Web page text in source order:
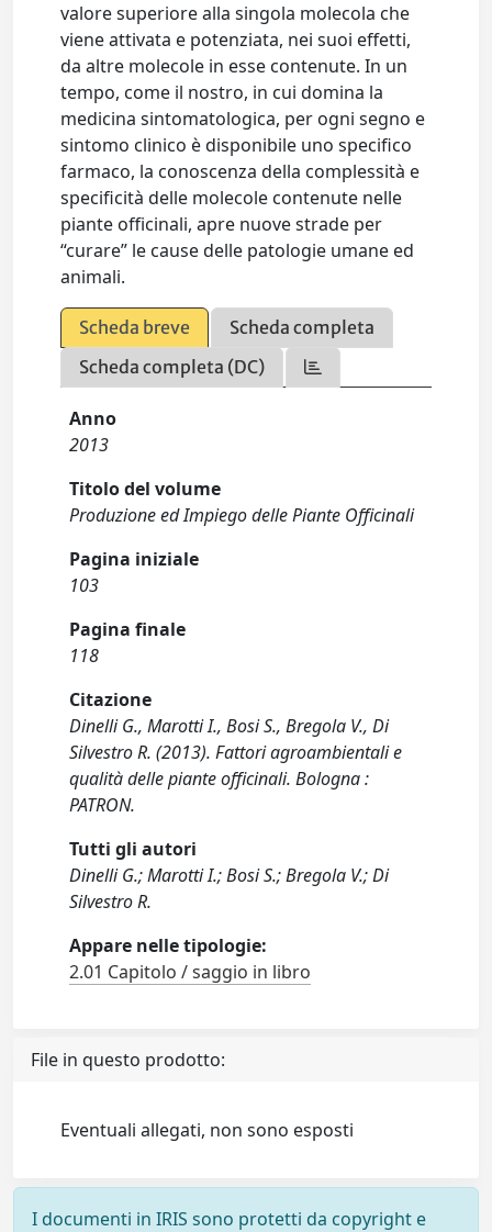
valore superiore alla singola molecola che
viene attivata e potenziata, nei suoi effetti,
da altre molecole in esse contenute. In un
tempo, come il nostro, in cui domina la
medicina sintomatologica, per ogni segno e
sintomo clinico è disponibile uno specifico
farmaco, la conoscenza della complessità e
specificità delle molecole contenute nelle
piante officinali, apre nuove strade per
“curare” le cause delle patologie umane ed
animali.
Scheda breve
Scheda completa
Scheda completa (DC)
Anno
2013
Titolo del volume
Produzione ed Impiego delle Piante Officinali
Pagina iniziale
103
Pagina finale
118
Citazione
Dinelli G., Marotti I., Bosi S., Bregola V., Di
Silvestro R. (2013). Fattori agroambientali e
qualità delle piante officinali. Bologna :
PATRON.
Tutti gli autori
Dinelli G.; Marotti I.; Bosi S.; Bregola V.; Di
Silvestro R.
Appare nelle tipologie:
2.01 Capitolo / saggio in libro
File in questo prodotto:
Eventuali allegati, non sono esposti
I documenti in IRIS sono protetti da copyright e